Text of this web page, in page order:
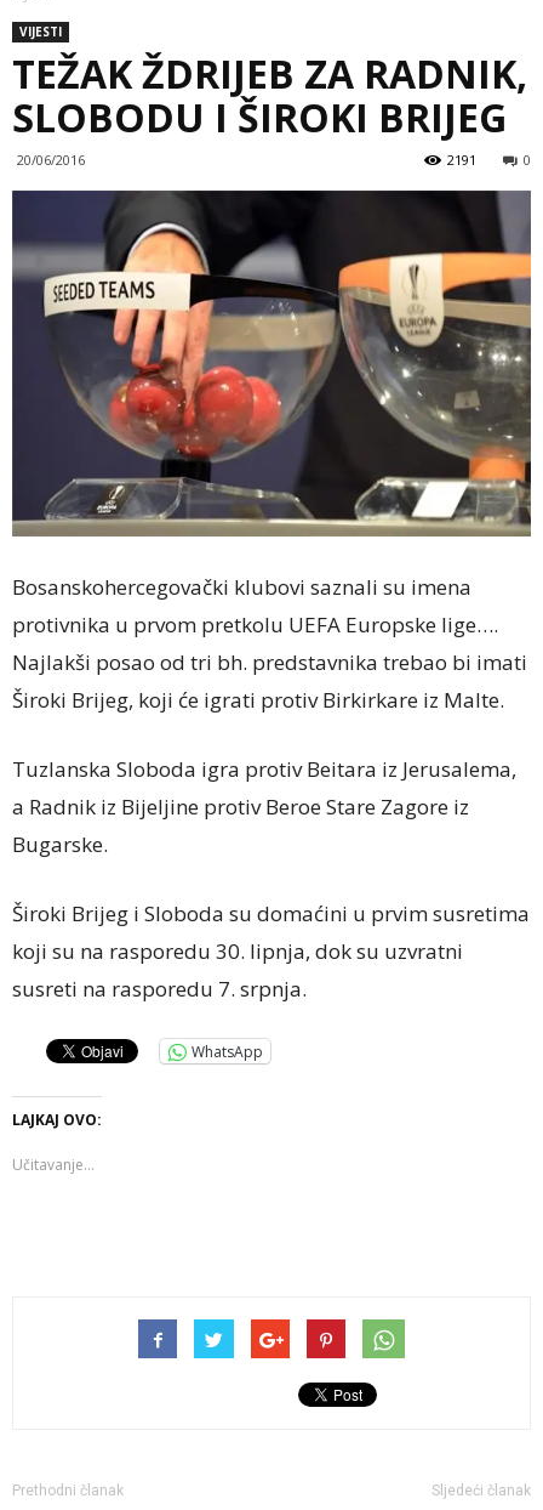
VIJESTI
TEŽAK ŽDRIJEB ZA RADNIK,
SLOBODU I ŠIROKI BRIJEG
20/06/2016 0
2191
Bosanskohercegovački klubovi saznali su imena
protivnika u prvom pretkolu UEFA Europske lige….
Najlakši posao od tri bh. predstavnika trebao bi imati
Široki Brijeg, koji će igrati protiv Birkirkare iz Malte.
Tuzlanska Sloboda igra protiv Beitara iz Jerusalema,
a Radnik iz Bijeljine protiv Beroe Stare Zagore iz
Bugarske.
Široki Brijeg i Sloboda su domaćini u prvim susretima
koji su na rasporedu 30. lipnja, dok su uzvratni
susreti na rasporedu 7. srpnja.
WhatsApp
LAJKAJ OVO:
Učitavanje...
Prethodni članak Sljedeći članak